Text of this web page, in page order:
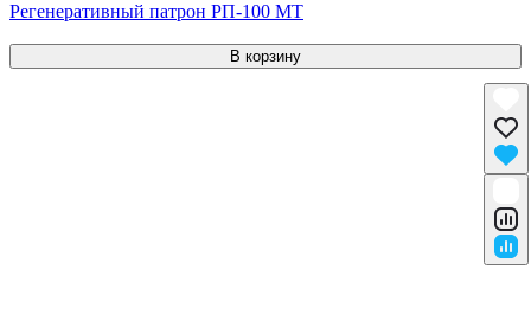
Регенеративный патрон РП-100 МТ
В корзину